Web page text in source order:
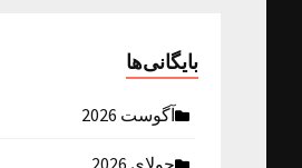
بایگانی‌ها
آگوست 2026
جولای 2026